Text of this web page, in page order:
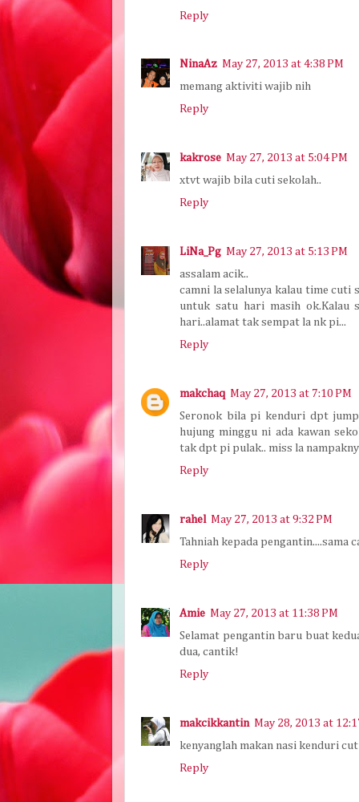
Reply
NinaAz May 27, 2013 at 4:38 PM
memang aktiviti wajib nih
Reply
kakrose May 27, 2013 at 5:04 PM
xtvt wajib bila cuti sekolah..
Reply
LiNa_Pg May 27, 2013 at 5:13 PM
assalam acik..
camni la selalunya kalau time cuti
untuk satu hari masih ok.Kalau
hari..alamat tak sempat la nk pi...
Reply
makchaq May 27, 2013 at 7:10 PM
Seronok bila pi kenduri dpt
hujung minggu ni ada kawan
tak dpt pi pulak.. miss la
Reply
rahel May 27, 2013 at 9:32 PM
Tahniah kepada pengantin....sama
Reply
Amie May 27, 2013 at 11:38 PM
Selamat pengantin baru buat
dua, cantik!
Reply
makcikkantin May 28, 2013 at
kenyanglah makan nasi kenduri
Reply